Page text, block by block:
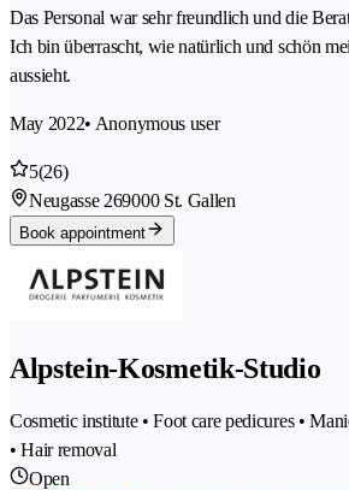
Das Personal war sehr freundlich und die
Ich bin überrascht, wie natürlich und schön
aussieht.
May 2022• Anonymous user
5(26)
Neugasse 269000 St. Gallen
Book appointment
Alpstein-Kosmetik-Studio
Cosmetic institute • Foot care pedicures •
• Hair removal
Open